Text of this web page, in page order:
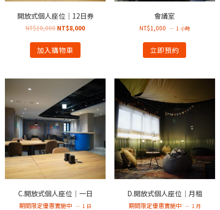
開放式個人座位｜12日券
NT$10,000 NT$8,000
加入購物車
會議室
NT$1,000 1 小時
立即預約
C.開放式個人座位｜一日
期間限定優惠實施中 1 日
D.開放式個人座位｜月租
期間限定優惠實施中 1 月